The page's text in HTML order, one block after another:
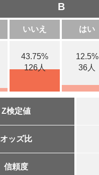
B
いいえ はい
43.75%
126人
12.5%
36人
Z検定値
オッズ比
信頼度